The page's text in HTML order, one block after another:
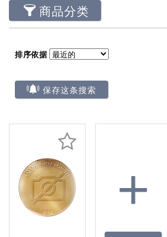
商品分类
排序依据
保存这条搜索
+